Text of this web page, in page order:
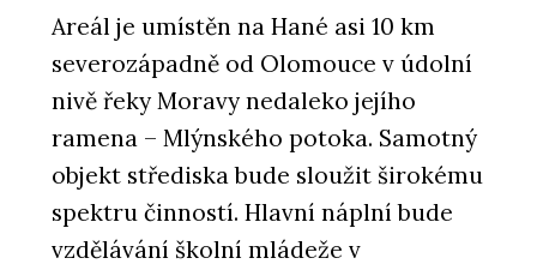
Areál je umístěn na Hané asi 10 km
severozápadně od Olomouce v údolní
nivě řeky Moravy nedaleko jejího
ramena – Mlýnského potoka. Samotný
objekt střediska bude sloužit širokému
spektru činností. Hlavní náplní bude
vzdělávání školní mládeže v